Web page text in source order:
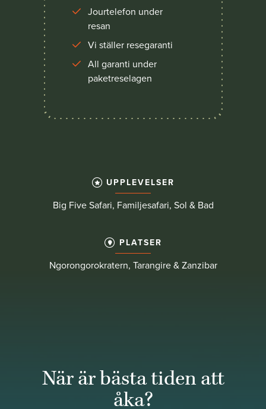
Jourtelefon under
resan
Vi ställer resegaranti
All garanti under
paketreselagen
UPPLEVELSER
Big Five Safari, Familjesafari, Sol & Bad
PLATSER
Ngorongorokratern, Tarangire & Zanzibar
När är bästa tiden att
åka?